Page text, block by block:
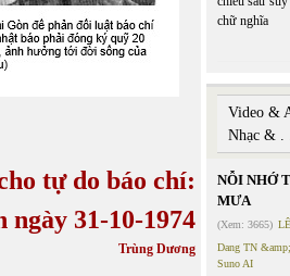
tự do báo chí:
ngày 31-10-1974
Trùng Dương
chữ nghĩa
Video &
Nhạc & .
NỖI NHỚ
MƯA
(Xem: 3665)
Dang TN
Suno AI